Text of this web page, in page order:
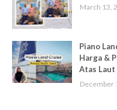
March 13,
Piano
Harga &
Atas Laut
December